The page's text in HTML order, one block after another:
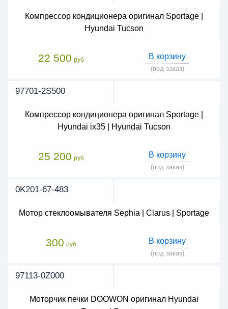
Компрессор кондиционера оригинал Sportage |
Hyundai Tucson
22 500 руб В корзину
(под заказ)
97701-2S500
Компрессор кондиционера оригинал Sportage |
Hyundai ix35 | Hyundai Tucson
25 200 руб В корзину
(под заказ)
0K201-67-483
Мотор стеклоомывателя Sephia | Clarus | Sportage
300 руб В корзину
(под заказ)
97113-0Z000
Моторчик печки DOOWON оригинал Hyundai